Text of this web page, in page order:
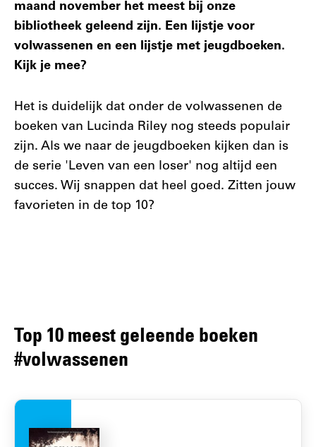
maand november het meest bij onze
bibliotheek geleend zijn. Een lijstje voor
volwassenen en een lijstje met jeugdboeken.
Kijk je mee?
Het is duidelijk dat onder de volwassenen de
boeken van Lucinda Riley nog steeds populair
zijn. Als we naar de jeugdboeken kijken dan is
de serie 'Leven van een loser' nog altijd een
succes. Wij snappen dat heel goed. Zitten jouw
favorieten in de top 10?
Top 10 meest geleende boeken
#volwassenen